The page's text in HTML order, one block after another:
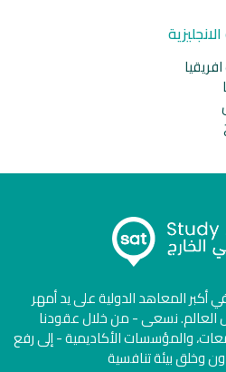
أكبر المعاهد الدولية على يد أمهر
العالم. نسعى - من خلال عقودنا
والمؤسسات الأكاديمية - إلى رفع
وخلق بيئة تنافسية